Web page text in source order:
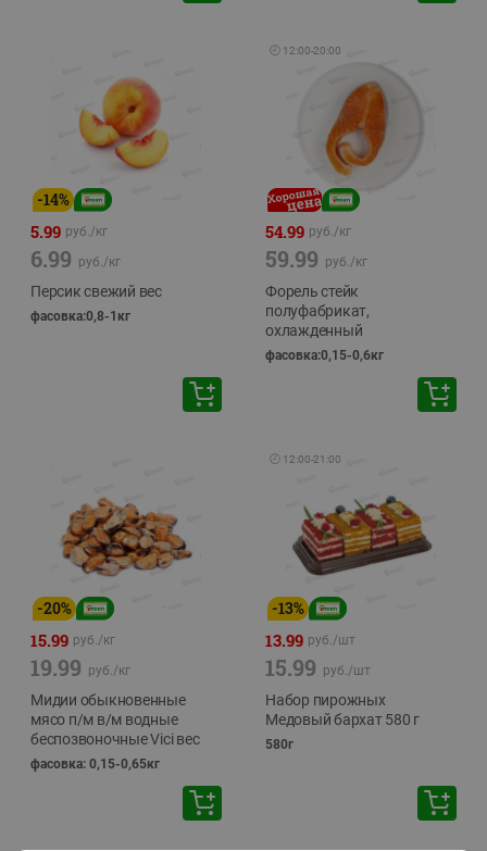
-14%
5.99 руб./кг
6.99 руб./кг
Персик свежий вес
фасовка:0,8-1кг
🕘 12:00-20:00
54.99 руб./кг
59.99 руб./кг
Форель стейк
полуфабрикат,
охлажденный
фасовка:0,15-0,6кг
-20%
15.99 руб./кг
19.99 руб./кг
Мидии обыкновенные
мясо п/м в/м водные
беспозвоночные Vici вес
фасовка: 0,15-0,65кг
🕘 12:00-21:00
-13%
13.99 руб./шт
15.99 руб./шт
Набор пирожных
Медовый бархат 580 г
580г